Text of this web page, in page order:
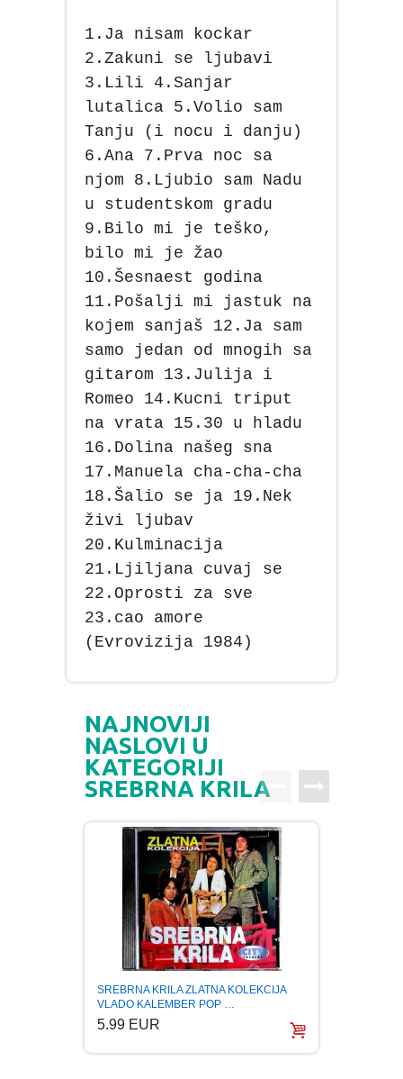
1.Ja nisam kockar
2.Zakuni se ljubavi
3.Lili 4.Sanjar
lutalica 5.Volio sam
Tanju (i nocu i danju)
6.Ana 7.Prva noc sa
njom 8.Ljubio sam Nadu
u studentskom gradu
9.Bilo mi je teško,
bilo mi je žao
10.Šesnaest godina
11.Pošalji mi jastuk na
kojem sanjaš 12.Ja sam
samo jedan od mnogih sa
gitarom 13.Julija i
Romeo 14.Kucni triput
na vrata 15.30 u hladu
16.Dolina našeg sna
17.Manuela cha-cha-cha
18.Šalio se ja 19.Nek
živi ljubav
20.Kulminacija
21.Ljiljana cuvaj se
22.Oprosti za sve
23.cao amore
(Evrovizija 1984)
NAJNOVIJI
NASLOVI U
KATEGORIJI
SREBRNA KRILA
SREBRNA KRILA ZLATNA KOLEKCIJA
VLADO KALEMBER POP …
5.99 EUR